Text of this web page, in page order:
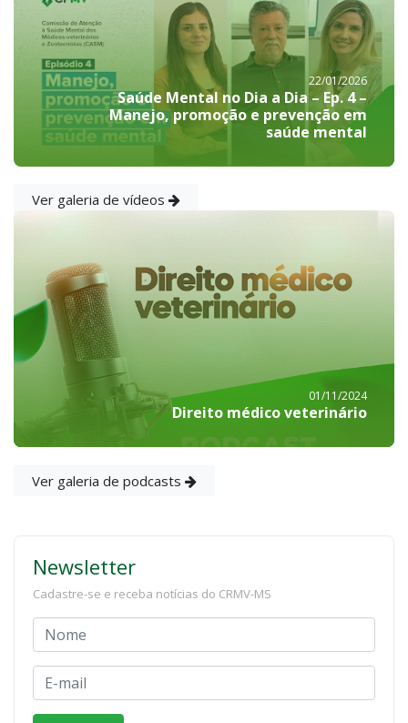
22/01/2026
Saúde Mental no Dia a Dia – Ep. 4 –
Manejo, promoção e prevenção em
saúde mental
Ver galeria de vídeos
01/11/2024
Direito médico veterinário
Ver galeria de podcasts
Newsletter
Cadastre-se e receba notícias do CRMV-MS